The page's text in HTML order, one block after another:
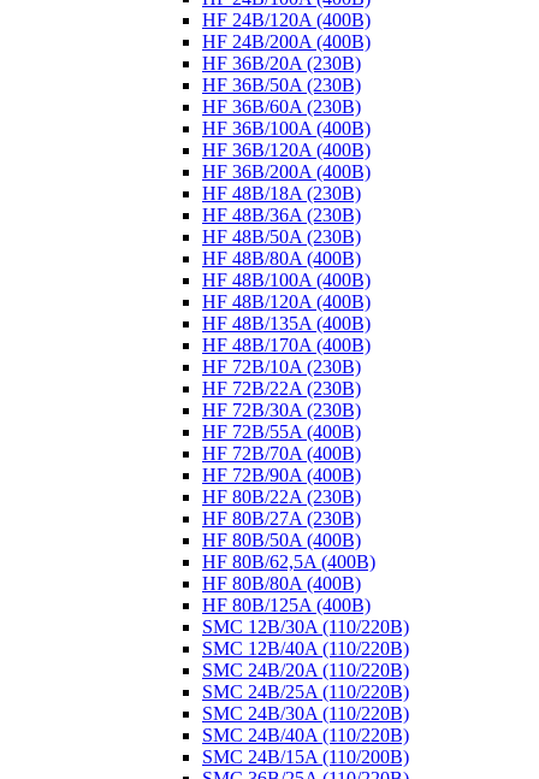
HF 24B/120A (400B)
HF 24B/200A (400B)
HF 36B/20A (230B)
HF 36B/50A (230B)
HF 36B/60A (230B)
HF 36B/100A (400B)
HF 36B/120A (400B)
HF 36B/200A (400B)
HF 48B/18A (230B)
HF 48B/36A (230B)
HF 48B/50A (230B)
HF 48B/80A (400B)
HF 48B/100A (400B)
HF 48B/120A (400B)
HF 48B/135A (400B)
HF 48B/170A (400B)
HF 72B/10A (230B)
HF 72B/22A (230B)
HF 72B/30A (230B)
HF 72B/55A (400B)
HF 72B/70A (400B)
HF 72B/90A (400B)
HF 80B/22A (230B)
HF 80B/27A (230B)
HF 80B/50A (400B)
HF 80B/62,5A (400B)
HF 80B/80A (400B)
HF 80B/125A (400B)
SMC 12B/30A (110/220B)
SMC 12B/40A (110/220B)
SMC 24B/20A (110/220B)
SMC 24B/25A (110/220B)
SMC 24B/30A (110/220B)
SMC 24B/40A (110/220B)
SMC 24B/15A (110/200B)